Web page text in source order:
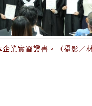
業實習證書。（攝影／林